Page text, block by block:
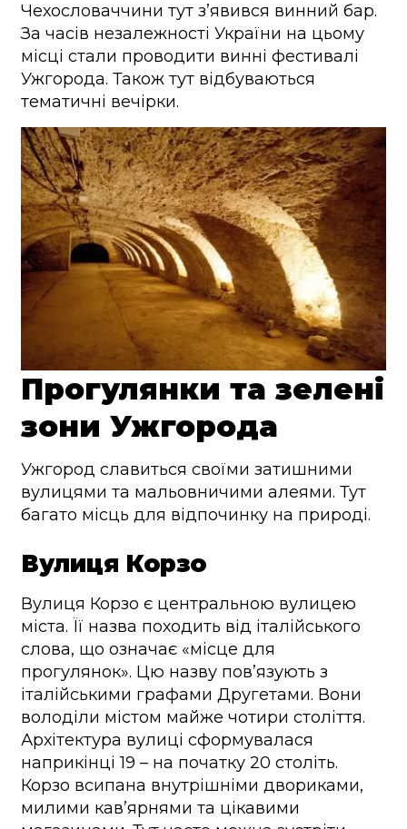
Чехословаччини тут з’явився винний бар.
За часів незалежності України на цьому
місці стали проводити винні фестивалі
Ужгорода. Також тут відбуваються
тематичні вечірки.
Прогулянки та зелені
зони Ужгорода
Ужгород славиться своїми затишними
вулицями та мальовничими алеями. Тут
багато місць для відпочинку на природі.
Вулиця Корзо
Вулиця Корзо є центральною вулицею
міста. Її назва походить від італійського
слова, що означає «місце для
прогулянок». Цю назву пов’язують з
італійськими графами Другетами. Вони
володіли містом майже чотири століття.
Архітектура вулиці сформувалася
наприкінці 19 – на початку 20 століть.
Корзо всипана внутрішніми двориками,
милими кав’ярнями та цікавими